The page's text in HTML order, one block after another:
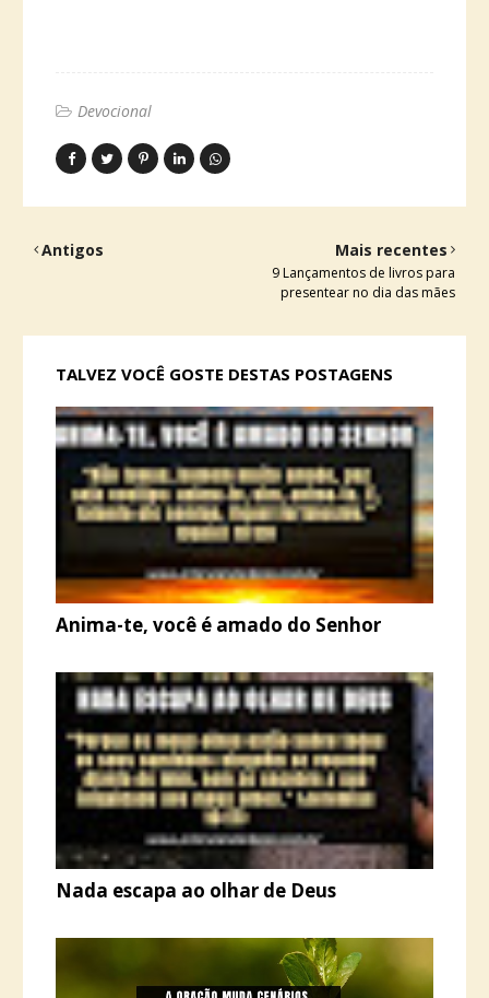
Devocional
Mais recentes
9 Lançamentos de livros para
presentear no dia das mães
Antigos
TALVEZ VOCÊ GOSTE DESTAS POSTAGENS
Anima-te, você é amado do Senhor
Nada escapa ao olhar de Deus